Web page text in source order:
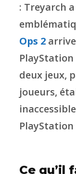
: Treyarch
Ops 2
deux jeux,
joueurs,
Ce qu’il